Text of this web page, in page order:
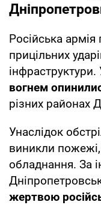
Російська
прицільних
вогнем
різних районах
Унаслідок
виникли
обладнання. За
жертвою